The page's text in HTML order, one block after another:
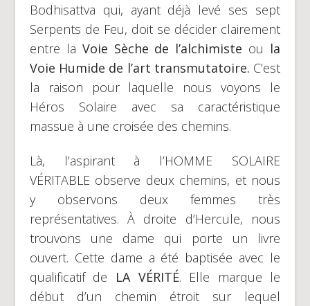
Bodhisattva qui, ayant déjà levé ses sept
Serpents de Feu, doit se décider clairement
entre la Voie Sèche de l’alchimiste ou la
Voie Humide de l’art transmutatoire. C’est
la raison pour laquelle nous voyons le
Héros Solaire avec sa caractéristique
massue à une croisée des chemins.
Là, l’aspirant à l’HOMME SOLAIRE
VÉRITABLE observe deux chemins, et nous
y observons deux femmes très
représentatives. À droite d’Hercule, nous
trouvons une dame qui porte un livre
ouvert. Cette dame a été baptisée avec le
qualificatif de LA VÉRITÉ. Elle marque le
début d’un chemin étroit sur lequel